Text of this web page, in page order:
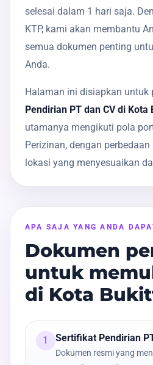
selesai dalam 1 hari saja.
KTP, kami akan membantu
semua dokumen penting
Anda.
Halaman ini disiapkan untuk
Pendirian PT dan CV di Kota
utamanya mengikuti pola
Perizinan, dengan
lokasi yang menyesuaikan
APA SAJA YANG ANDA
Dokumen
untuk
di Kota
1 Sertifikat Pendirian
Dokumen resmi yang